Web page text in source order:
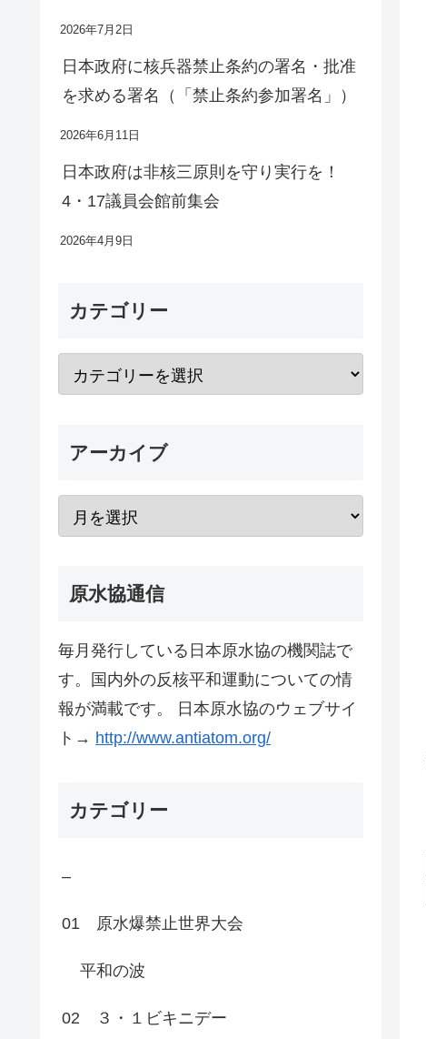
2026年7月2日
日本政府に核兵器禁止条約の署名・批准
を求める署名（「禁止条約参加署名」）
2026年6月11日
日本政府は非核三原則を守り実行を！
4・17議員会館前集会
2026年4月9日
カテゴリー
アーカイブ
原水協通信
毎月発行している日本原水協の機関誌で
す。国内外の反核平和運動についての情
報が満載です。 日本原水協のウェブサイ
ト→ http://www.antiatom.org/
カテゴリー
–
01 原水爆禁止世界大会
平和の波
02 ３・１ビキニデー